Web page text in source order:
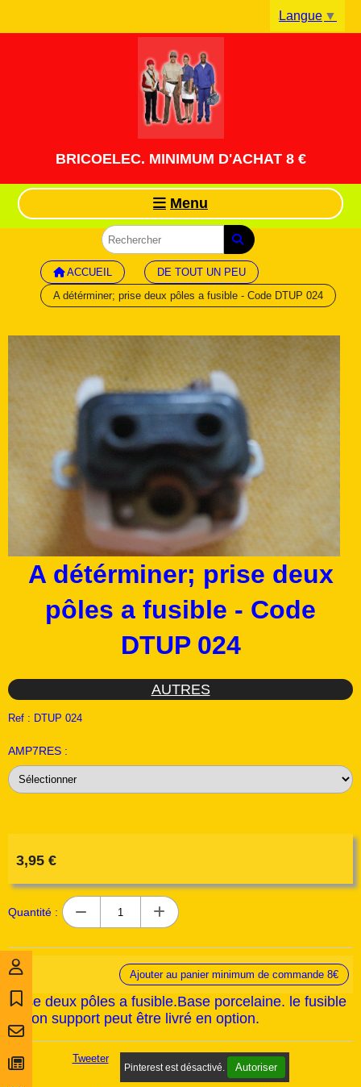
BRICOELEC. MINIMUM D'ACHAT 8 €
Menu
ACCUEIL
DE TOUT UN PEU
A détérminer; prise deux pôles a fusible - Code DTUP 024
A détérminer; prise deux
pôles a fusible - Code
DTUP 024
AUTRES
Ref : DTUP 024
AMP7RES :
3,95 €
Quantité :
Ajouter au panier minimum de commande 8€
Prise deux pôles a fusible.Base porcelaine. le fusible
et son support peut être livré en option.
Tweeter
Pinterest est désactivé. Autoriser
Langue ▼